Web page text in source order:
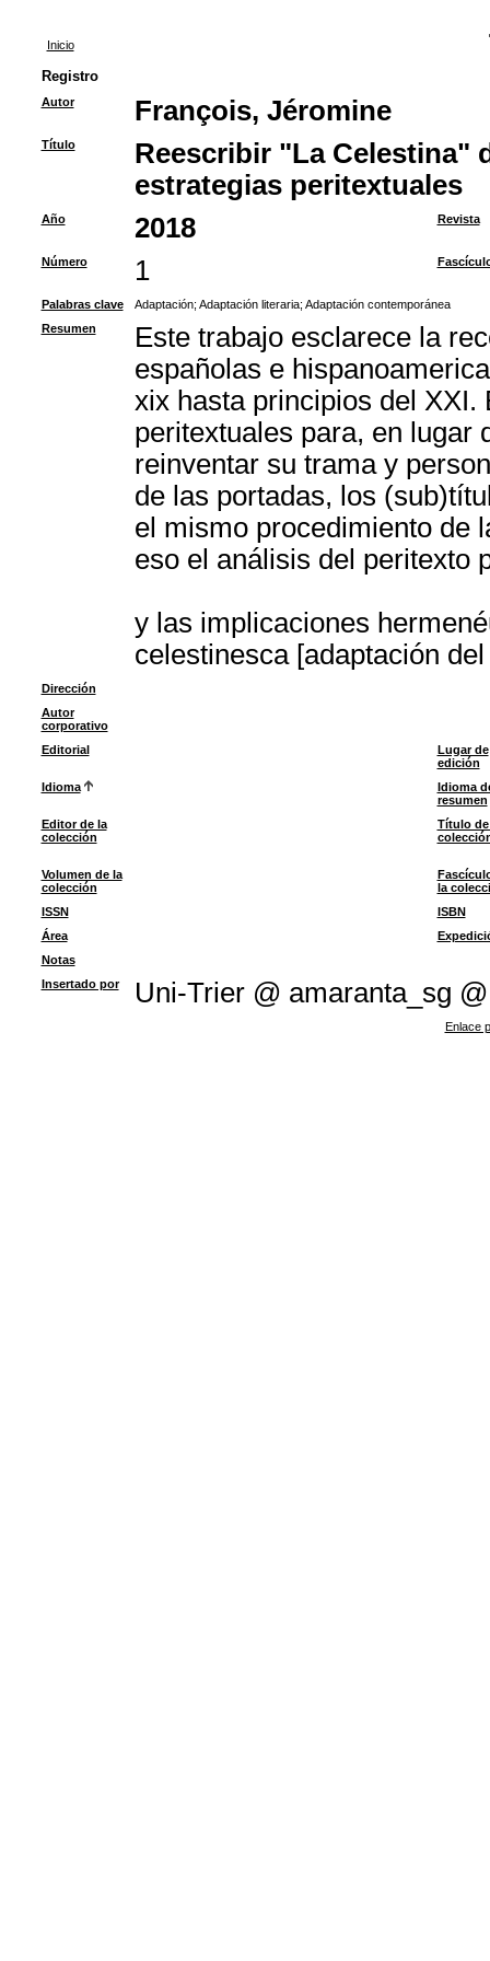
Inicio
Registro
Autor François, Jéromine
Título
Reescribir "La Celestina"
estrategias peritextuales
Año 2018 Revista
Número 1
Palabras clave Adaptación; Adaptación literaria; Adaptación contemporánea
Resumen
Este trabajo esclarece la
españolas e
xix hasta principios del XXI.
peritextuales para, en lugar
reinventar su trama y
de las portadas, los
el mismo procedimiento de
eso el análisis del peritexto
y las implicaciones
celestinesca [adaptación
Dirección
Autor
corporativo
Editorial
Lugar de
edición
Idioma
Idioma
resumen
Editor de la
colección
Título de
Volumen de la
colección
la
ISSN
ISBN
Área
Notas
Insertado por
Uni-Trier @ amaranta_sg @
Enlace